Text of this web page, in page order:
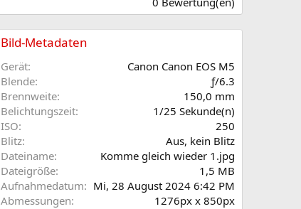
0
Bild-Metadaten
Gerät
Canon Canon EOS M5
Blende
ƒ/6.3
Brennweite
150,0 mm
Belichtungszeit
1/25 Sekunde(n)
ISO
250
Blitz
Aus, kein Blitz
Dateiname
Komme gleich wieder 1.jpg
Dateigröße
1,5 MB
Aufnahmedatum
Mi, 28 August 2024 6:42 PM
Abmessungen
1276px x 850px